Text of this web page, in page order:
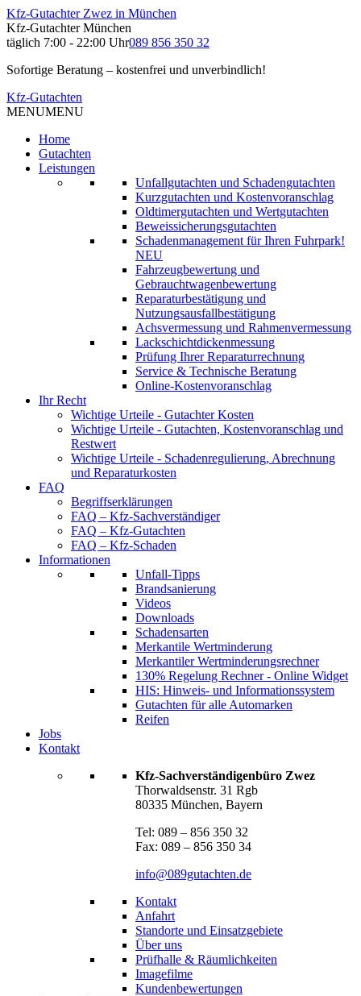
Kfz-Gutachter Zwez in München
Kfz-Gutachter München
täglich 7:00 - 22:00 Uhr089 856 350 32
Sofortige Beratung – kostenfrei und unverbindlich!
Kfz-Gutachten
MENUMENU
Home
Gutachten
Leistungen
Unfallgutachten und Schadengutachten
Kurzgutachten und Kostenvoranschlag
Oldtimergutachten und Wertgutachten
Beweissicherungsgutachten
Schadenmanagement für Ihren Fuhrpark!
NEU
Fahrzeugbewertung und
Gebrauchtwagenbewertung
Reparaturbestätigung und
Nutzungsausfallbestätigung
Achsvermessung und Rahmenvermessung
Lackschichtdickenmessung
Prüfung Ihrer Reparaturrechnung
Service & Technische Beratung
Online-Kostenvoranschlag
Ihr Recht
Wichtige Urteile - Gutachter Kosten
Wichtige Urteile - Gutachten, Kostenvoranschlag und
Restwert
Wichtige Urteile - Schadenregulierung, Abrechnung
und Reparaturkosten
FAQ
Begriffserklärungen
FAQ – Kfz-Sachverständiger
FAQ – Kfz-Gutachten
FAQ – Kfz-Schaden
Informationen
Unfall-Tipps
Brandsanierung
Videos
Downloads
Schadensarten
Merkantile Wertminderung
Merkantiler Wertminderungsrechner
130% Regelung Rechner - Online Widget
HIS: Hinweis- und Informationssystem
Gutachten für alle Automarken
Reifen
Jobs
Kontakt
Kfz-Sachverständigenbüro Zwez
Thorwaldsenstr. 31 Rgb
80335 München, Bayern
Tel: 089 – 856 350 32
Fax: 089 – 856 350 34
info@089gutachten.de
Kontakt
Anfahrt
Standorte und Einsatzgebiete
Über uns
Prüfhalle & Räumlichkeiten
Imagefilme
Kundenbewertungen